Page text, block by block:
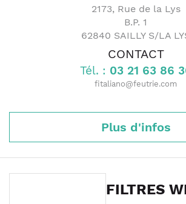
2173, Rue de la Lys
B.P. 1
62840 SAILLY S/LA
CONTACT
Tél. : 03 21 63 86
fitaliano@feutrie.com
Plus d'infos
FILTRES